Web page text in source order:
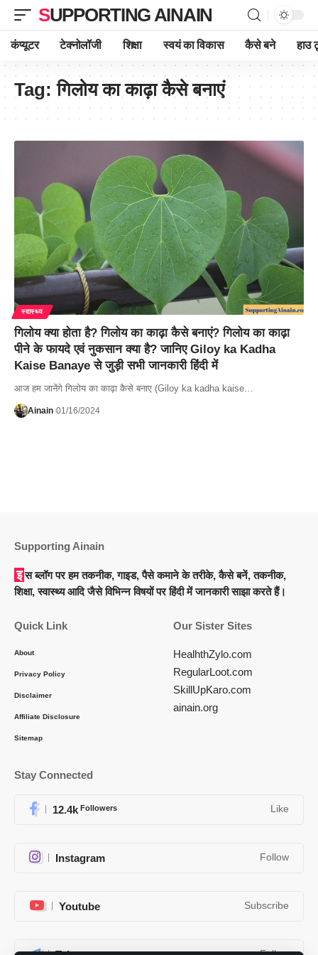
SUPPORTING AINAIN
कंप्यूटर टेक्नोलॉजी शिक्षा स्वयं का विकास कैसे बने हाउ
Tag:गिलोय का काढ़ा कैसे बनाएं
स्वास्थ्य
गिलोय क्या होता है? गिलोय का काढ़ा कैसे बनाएं? गिलोय का काढ़ा
पीने के फायदे एवं नुकसान क्या है? जानिए Giloy ka Kadha
Kaise Banaye से जुड़ी सभी जानकारी हिंदी में
आज हम जानेंगे गिलोय का काढ़ा कैसे बनाए (Giloy ka kadha kaise…
Ainain 01/16/2024
Supporting Ainain
इस ब्लॉग पर हम तकनीक, गाइड, पैसे कमाने के तरीके, कैसे बनें, तकनीक,
शिक्षा, स्वास्थ्य आदि जैसे विभिन्न विषयों पर हिंदी में जानकारी साझा करते हैं।
Quick Link
About
Privacy Policy
Disclaimer
Affiliate Disclosure
Sitemap
Our Sister Sites
HealhthZylo.com
RegularLoot.com
SkillUpKaro.com
ainain.org
Stay Connected
12.4k Followers Like
Instagram Follow
Youtube Subscribe